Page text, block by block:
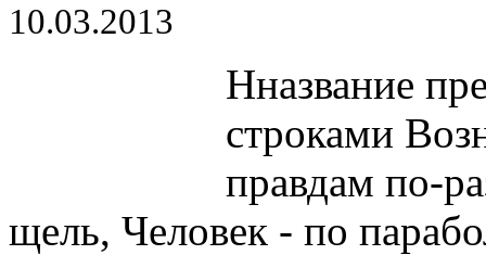
10.03.2013
Нназвание
строками
правдам по-
щель, Человек - по